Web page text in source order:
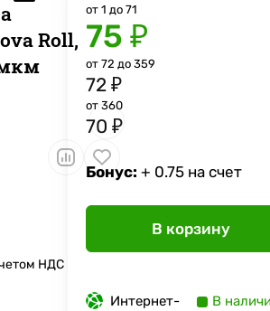
Roll,
НДС
от 1 до 71
75 ₽
от 72 до 359
72 ₽
от 360
70 ₽
Бонус: + 0.75 на счет
В корзину
Интернет-
В